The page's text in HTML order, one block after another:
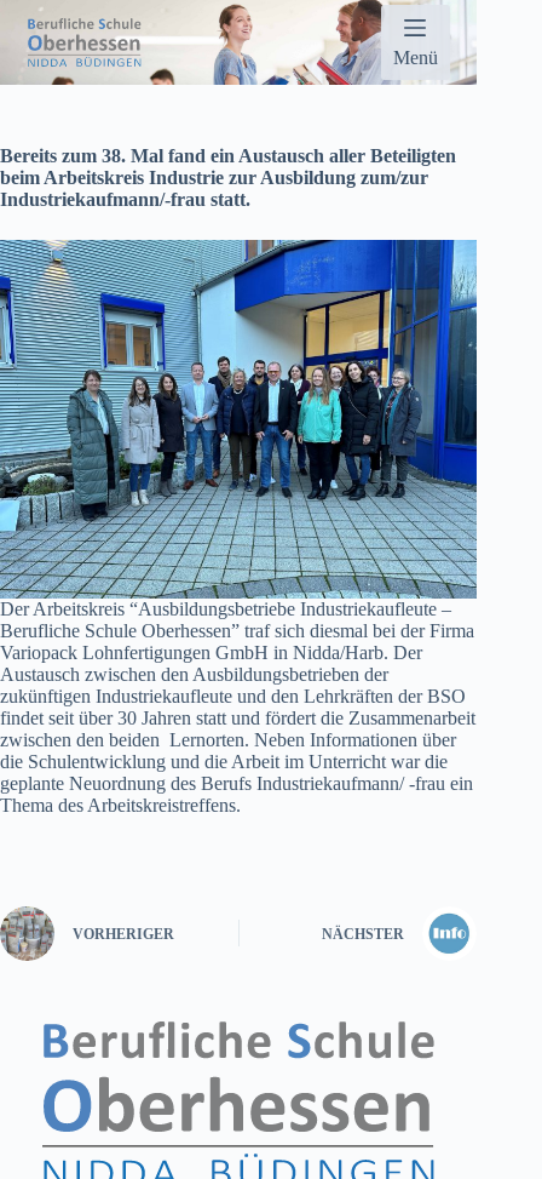
Inhalt
springen
Menü
Bereits zum 38. Mal fand ein Austausch aller Beteiligten
beim Arbeitskreis Industrie zur Ausbildung zum/zur
Industriekaufmann/-frau statt.
Der Arbeitskreis “Ausbildungsbetriebe Industriekaufleute –
Berufliche Schule Oberhessen” traf sich diesmal bei der Firma
Variopack Lohnfertigungen GmbH in Nidda/Harb. Der
Austausch zwischen den Ausbildungsbetrieben der
zukünftigen Industriekaufleute und den Lehrkräften der BSO
findet seit über 30 Jahren statt und fördert die Zusammenarbeit
zwischen den beiden Lernorten. Neben Informationen über
die Schulentwicklung und die Arbeit im Unterricht war die
geplante Neuordnung des Berufs Industriekaufmann/ -frau ein
Thema des Arbeitskreistreffens.
VORHERIGER NÄCHSTER